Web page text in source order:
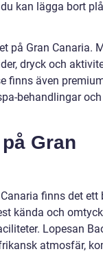
kan lägga bort
på Gran Canaria.
dryck och
finns även
behandlingar och
Gran
finns det ett
kända och
Lopesan
atmosfär,